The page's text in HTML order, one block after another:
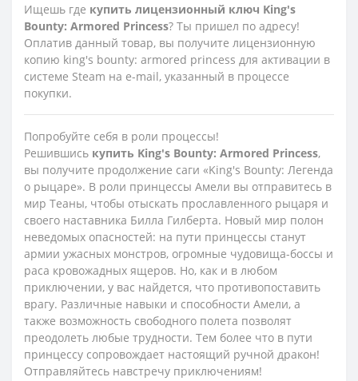
Ищешь где купить лицензионный ключ King's
Bounty: Armored Princess? Ты пришел по адресу!
Оплатив данный товар, вы получите лицензионную
копию king's bounty: armored princess для активации в
системе Steam на e-mail, указанный в процессе
покупки.
Попробуйте себя в роли процессы!
Решившись купить King's Bounty: Armored Princess,
вы получите продолжение саги «King's Bounty: Легенда
о рыцаре». В роли принцессы Амели вы отправитесь в
мир Теаны, чтобы отыскать прославленного рыцаря и
своего наставника Билла Гилберта. Новый мир полон
неведомых опасностей: на пути принцессы станут
армии ужасных монстров, огромные чудовища-боссы и
раса кровожадных ящеров. Но, как и в любом
приключении, у вас найдется, что противопоставить
врагу. Различные навыки и способности Амели, а
также возможность свободного полета позволят
преодолеть любые трудности. Тем более что в пути
принцессу сопровождает настоящий ручной дракон!
Отправляйтесь навстречу приключениям!